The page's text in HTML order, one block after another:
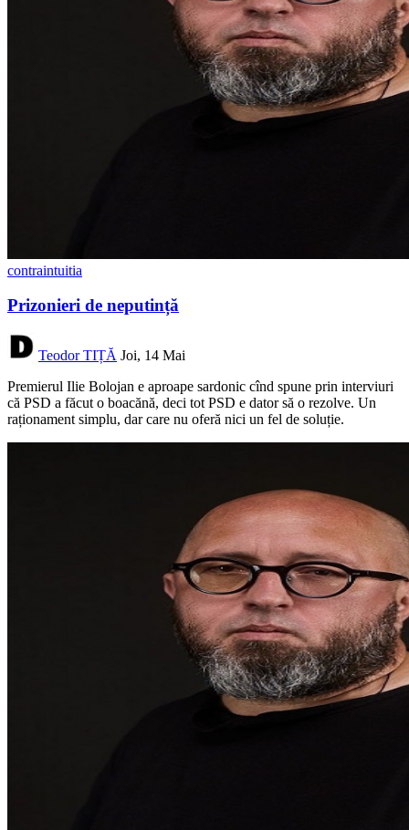
contraintuitia
Prizonieri de neputință
Teodor TIȚĂ Joi, 14 Mai
Premierul Ilie Bolojan e aproape sardonic cînd spune prin interviuri
că PSD a făcut o boacănă, deci tot PSD e dator să o rezolve. Un
raționament simplu, dar care nu oferă nici un fel de soluție.